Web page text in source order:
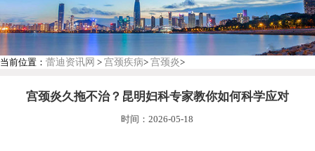
当前位置： 蕾迪资讯网 > 宫颈疾病> 宫颈炎>
宫颈炎久拖不治？昆明妇科专家教你如何科学应对
时间：2026-05-18